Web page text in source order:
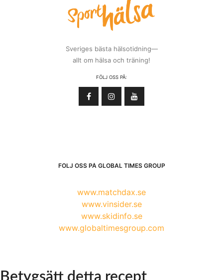
Sveriges bästa hälsotidning—
allt om hälsa och träning!
FÖLJ OSS PÅ:
FÖLJ OSS PÅ GLOBAL TIMES GROUP
www.matchdax.se
www.vinsider.se
www.skidinfo.se
www.globaltimesgroup.com